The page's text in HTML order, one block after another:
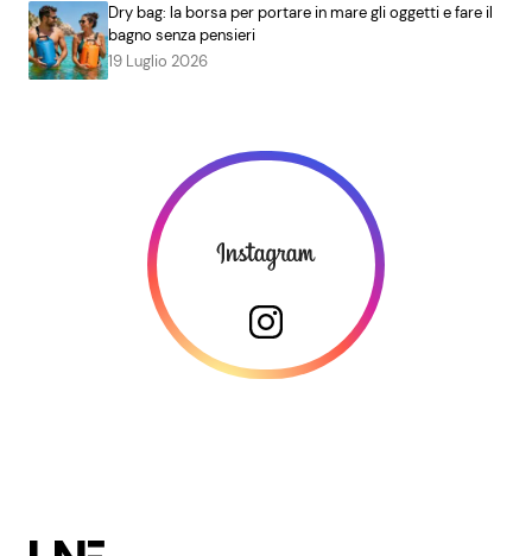
Dry bag: la borsa per portare in mare gli oggetti e fare il
bagno senza pensieri
19 Luglio 2026